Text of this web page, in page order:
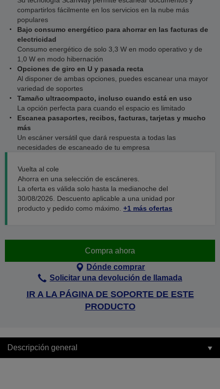
compartirlos fácilmente en los servicios en la nube más
populares
Bajo consumo energético para ahorrar en las facturas de
electricidad
Consumo energético de solo 3,3 W en modo operativo y de
1,0 W en modo hibernación
Opciones de giro en U y pasada recta
Al disponer de ambas opciones, puedes escanear una mayor
variedad de soportes
Tamaño ultracompacto, incluso cuando está en uso
La opción perfecta para cuando el espacio es limitado
Escanea pasaportes, recibos, facturas, tarjetas y mucho
más
Un escáner versátil que dará respuesta a todas las
necesidades de escaneado de tu empresa
Vuelta al cole
Ahorra en una selección de escáneres.
La oferta es válida solo hasta la medianoche del
30/08/2026. Descuento aplicable a una unidad por
producto y pedido como máximo. +1 más ofertas
Compra ahora
Dónde comprar
Solicitar una devolución de llamada
IR A LA PÁGINA DE SOPORTE DE ESTE
PRODUCTO
Descripción general